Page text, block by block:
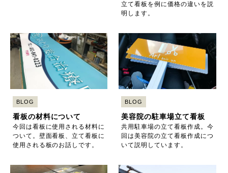
立て看板を例に価格の違いを説
明します。
BLOG
看板の材料について
今回は看板に使用される材料に
ついて。壁面看板、立て看板に
使用される板のお話しです。
BLOG
美容院の駐車場立て看板
共用駐車場の立て看板作成。今
回は美容院の立て看板作成につ
いて説明しています。